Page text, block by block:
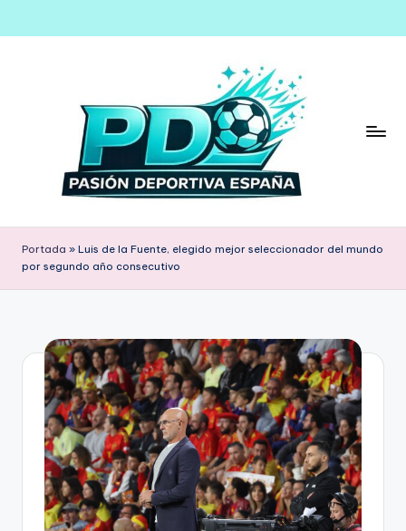
Saltar
Portada » Luis de la Fuente, elegido mejor seleccionador del mundo
por segundo año consecutivo